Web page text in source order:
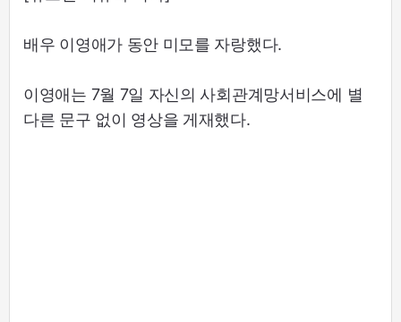
배우 이영애가 동안 미모를 자랑했다.
이영애는 7월 7일 자신의 사회관계망서비스에 별
다른 문구 없이 영상을 게재했다.